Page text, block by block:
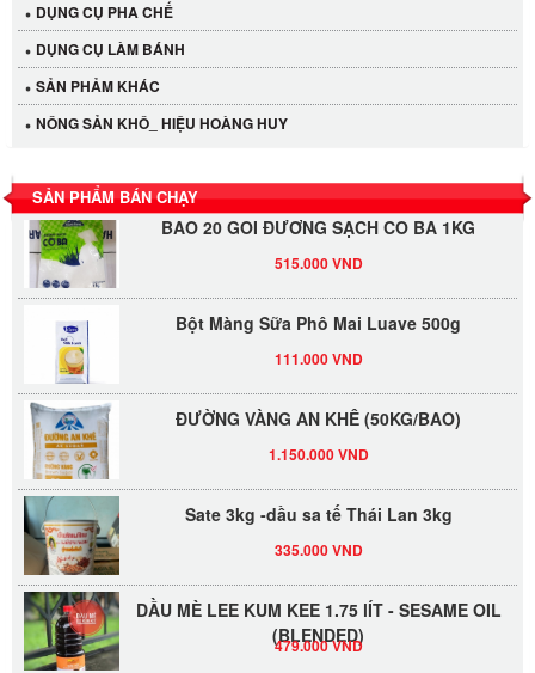
DỤNG CỤ PHA CHẾ
DỤNG CỤ LÀM BÁNH
SẢN PHẢM KHÁC
NÔNG SẢN KHÔ_ HIỆU HOÀNG HUY
SẢN PHẨM BÁN CHẠY
LỐC 12 HỦ Tương xí muội LKK 260g
530.000 VND
Tương xí muội LKK 260g
BAO 20 GÓI ĐƯỜNG SẠCH CÔ BA 1KG
515.000 VND
Bột Màng Sữa Phô Mai Luave 500g
111.000 VND
ĐƯỜNG VÀNG AN KHÊ (50KG/BAO)
1.150.000 VND
Sate 3kg -dầu sa tế Thái Lan 3kg
335.000 VND
DẦU MÈ LEE KUM KEE 1.75 lÍT - SESAME OIL
(BLENDED)
479.000 VND